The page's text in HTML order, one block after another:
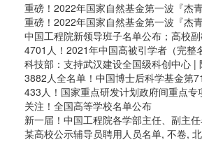
重磅！2022年国家自然基金第一波『杰
重磅！2022年国家自然基金第一波『杰
中国工程院新领导班子名单公布；高校
4701人！2021年中国高被引学者（完整
科技部：支持武汉建设全国级科创中心 |
3882人全名单！中国博士后科学基金第
433人！国家重点研发计划政府间重点专
关注！全国高等学校名单公布
新一届！中国工程院各学部主任、副主
某高校公示辅导员聘用人员名单, 不卷,